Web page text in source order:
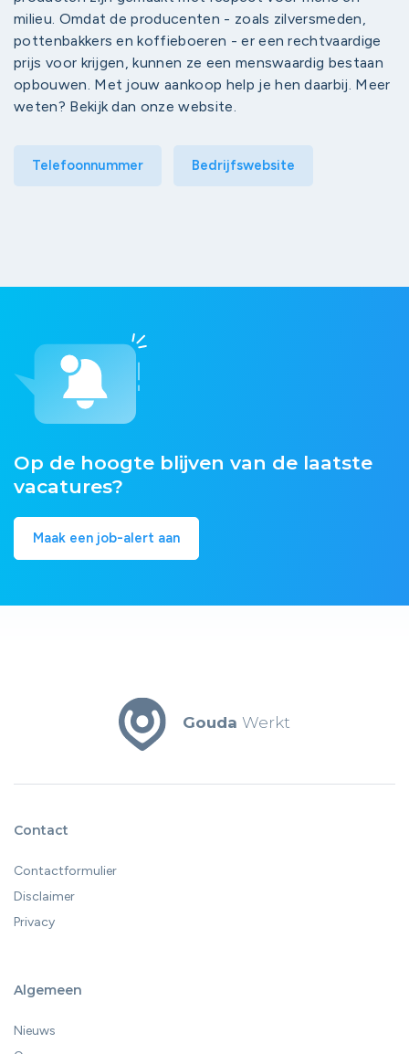
milieu. Omdat de producenten - zoals zilversmeden,
pottenbakkers en koffieboeren - er een rechtvaardige
prijs voor krijgen, kunnen ze een menswaardig bestaan
opbouwen. Met jouw aankoop help je hen daarbij. Meer
weten? Bekijk dan onze website.
Telefoonnummer Bedrijfswebsite
Op de hoogte blijven van de laatste
vacatures?
Maak een job-alert aan
Gouda Werkt
Contact
Contactformulier
Disclaimer
Privacy
Algemeen
Nieuws